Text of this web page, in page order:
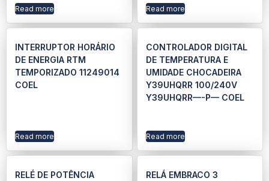
Read more Read more
INTERRUPTOR HORÁRIO
DE ENERGIA RTM
TEMPORIZADO 11249014
COEL
Read more
CONTROLADOR DIGITAL
DE TEMPERATURA E
UMIDADE CHOCADEIRA
Y39UHQRR 100/240V
Y39UHQRR—-P— COEL
Read more
RELÉ DE POTÊNCIA
RELÁ EMBRACO 3